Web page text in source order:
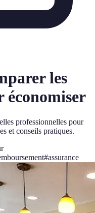
les
économiser
professionnelles pour
et conseils pratiques.
#assurance